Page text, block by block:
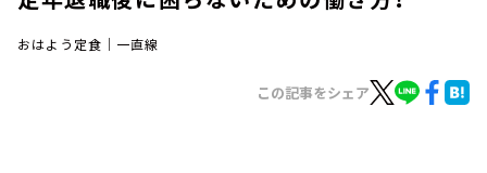
おはよう定食｜一直線
この記事をシェア